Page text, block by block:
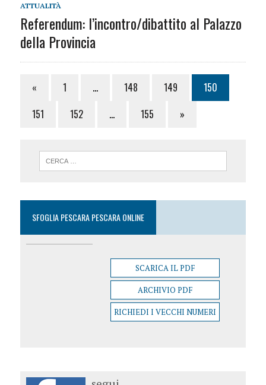
ATTUALITÀ
Referendum: l’incontro/dibattito al Palazzo
della Provincia
« 1 … 148 149
150
151
152 … 155 »
SFOGLIA PESCARA PESCARA ONLINE
SCARICA IL PDF
ARCHIVIO PDF
RICHIEDI I VECCHI NUMERI